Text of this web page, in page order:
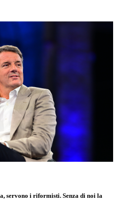
servono i riformisti. Senza di noi la